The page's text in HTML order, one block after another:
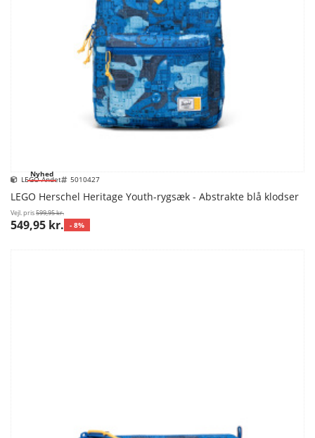
Nyhed
LEGO Andet 5010427
LEGO Herschel Heritage Youth-rygsæk - Abstrakte blå klodser
Vejl. pris599,95 kr.
549,95 kr. - 8%